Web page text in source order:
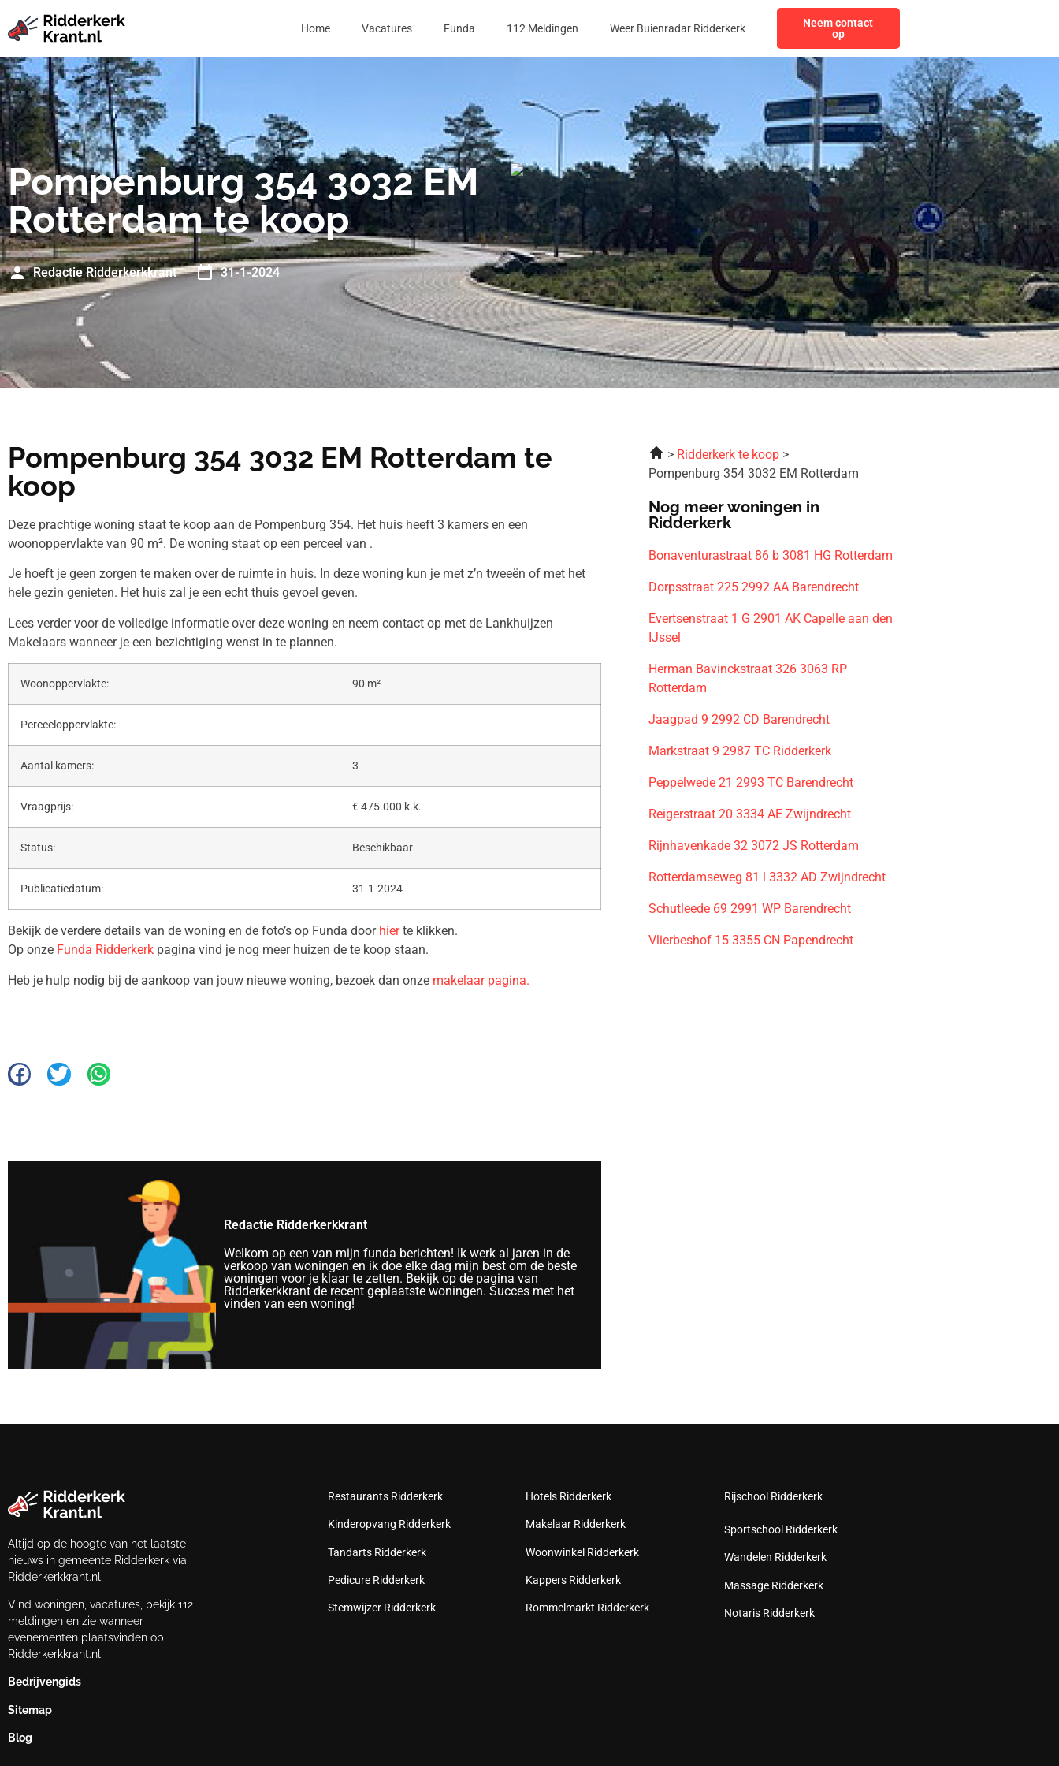
Home Vacatures Funda 112 Meldingen Weer Buienradar Ridderkerk
Neem contact
op
Pompenburg 354 3032 EM
Rotterdam te koop
Redactie Ridderkerkkrant 31-1-2024
Pompenburg 354 3032 EM Rotterdam te
koop
Deze prachtige woning staat te koop aan de Pompenburg 354. Het huis heeft 3 kamers en een
woonoppervlakte van 90 m². De woning staat op een perceel van .
Je hoeft je geen zorgen te maken over de ruimte in huis. In deze woning kun je met z’n tweeën of met het
hele gezin genieten. Het huis zal je een echt thuis gevoel geven.
Lees verder voor de volledige informatie over deze woning en neem contact op met de Lankhuijzen
Makelaars wanneer je een bezichtiging wenst in te plannen.
Woonoppervlakte: 90 m²
Perceeloppervlakte:
Aantal kamers: 3
Vraagprijs: € 475.000 k.k.
Status: Beschikbaar
Publicatiedatum: 31-1-2024
Bekijk de verdere details van de woning en de foto’s op Funda door hierte klikken.
Op onze Funda Ridderkerk pagina vind je nog meer huizen de te koop staan.
Heb je hulp nodig bij de aankoop van jouw nieuwe woning, bezoek dan onze makelaar pagina.
Redactie Ridderkerkkrant
Welkom op een van mijn funda berichten! Ik werk al jaren in de
verkoop van woningen en ik doe elke dag mijn best om de beste
woningen voor je klaar te zetten. Bekijk op de pagina van
Ridderkerkkrant de recent geplaatste woningen. Succes met het
vinden van een woning!
Ridderkerk te koop
Pompenburg 354 3032 EM Rotterdam
Nog meer woningen in
Ridderkerk
Bonaventurastraat 86 b 3081 HG Rotterdam
Dorpsstraat 225 2992 AA Barendrecht
Evertsenstraat 1 G 2901 AK Capelle aan den
IJssel
Herman Bavinckstraat 326 3063 RP
Rotterdam
Jaagpad 9 2992 CD Barendrecht
Markstraat 9 2987 TC Ridderkerk
Peppelwede 21 2993 TC Barendrecht
Reigerstraat 20 3334 AE Zwijndrecht
Rijnhavenkade 32 3072 JS Rotterdam
Rotterdamseweg 81 l 3332 AD Zwijndrecht
Schutleede 69 2991 WP Barendrecht
Vlierbeshof 15 3355 CN Papendrecht
Altijd op de hoogte van het laatste
nieuws in gemeente Ridderkerk via
Ridderkerkkrant.nl.
Vind woningen, vacatures, bekijk 112
meldingen en zie wanneer
evenementen plaatsvinden op
Ridderkerkkrant.nl.
Bedrijvengids
Sitemap
Blog
Restaurants Ridderkerk
Kinderopvang Ridderkerk
Tandarts Ridderkerk
Pedicure Ridderkerk
Stemwijzer Ridderkerk
Hotels Ridderkerk
Makelaar Ridderkerk
Woonwinkel Ridderkerk
Kappers Ridderkerk
Rommelmarkt Ridderkerk
Rijschool Ridderkerk
Sportschool Ridderkerk
Wandelen Ridderkerk
Massage Ridderkerk
Notaris Ridderkerk